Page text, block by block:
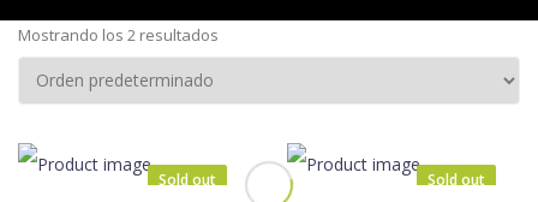
Mostrando los 2 resultados
Sold out Sold out